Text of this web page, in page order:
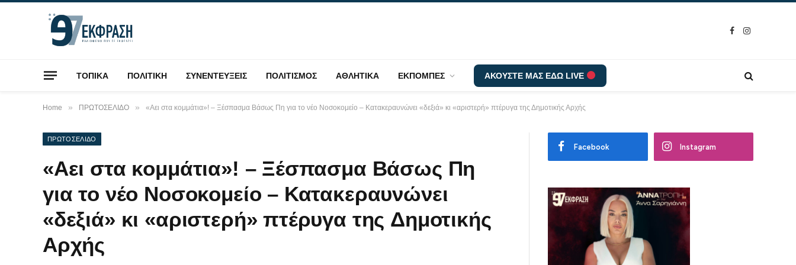
Facebook
Instagram
ΤΟΠΙΚΑ ΠΟΛΙΤΙΚΗ ΣΥΝΕΝΤΕΥΞΕΙΣ ΠΟΛΙΤΙΣΜΟΣ ΑΘΛΗΤΙΚΑ ΕΚΠΟΜΠΕΣ ΑΚΟΥΣΤΕ ΜΑΣ ΕΔΩ LIVE
Home » ΠΡΩΤΟΣΕΛΙΔΟ » «Αει στα κομμάτια»! – Ξέσπασμα Βάσως Πη για το νέο Νοσοκομείο – Κατακεραυνώνει «δεξιά» κι «αριστερή» πτέρυγα της Δημοτικής Αρχής
ΠΡΩΤΟΣΕΛΙΔΟ
«Αει στα κομμάτια»! – Ξέσπασμα Βάσως Πη
για το νέο Νοσοκομείο – Κατακεραυνώνει
«δεξιά» κι «αριστερή» πτέρυγα της Δημοτικής
Αρχής
Facebook Instagram